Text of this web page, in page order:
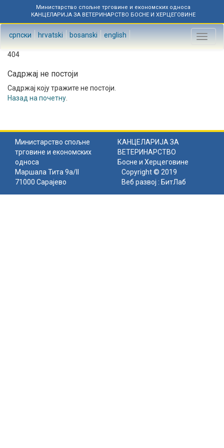
Министарство спољне трговине и економских односа
КАНЦЕЛАРИЈА ЗА ВЕТЕРИНАРСТВО БОСНЕ И ХЕРЦЕГОВИНЕ
српски hrvatski bosanski english
Toggle
404
Садржај не постоји
Садржај коју тражите не постоји.
Назад на почетну
Министарство спољне
трговине и економских
односа
КАНЦЕЛАРИЈА ЗА
ВЕТЕРИНАРСТВО
Босне и Херцеговине
Маршала Тита 9а/II
71000 Сарајево
Copyright © 2019
Веб развој : БитЛаб